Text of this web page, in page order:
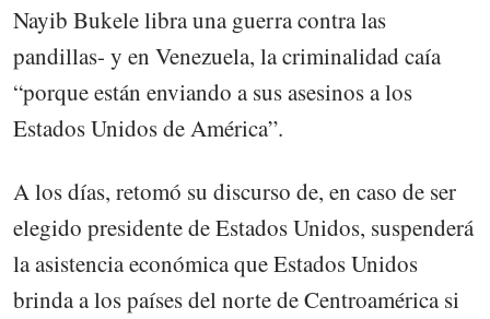
Nayib Bukele libra una guerra contra las
pandillas- y en Venezuela, la criminalidad caía
“porque están enviando a sus asesinos a los
Estados Unidos de América”.
A los días, retomó su discurso de, en caso de ser
elegido presidente de Estados Unidos, suspenderá
la asistencia económica que Estados Unidos
brinda a los países del norte de Centroamérica si